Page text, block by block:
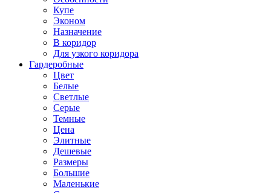
Купе
Эконом
Назначение
В коридор
Для узкого коридора
Гардеробные
Цвет
Белые
Светлые
Серые
Темные
Цена
Элитные
Дешевые
Размеры
Большие
Маленькие